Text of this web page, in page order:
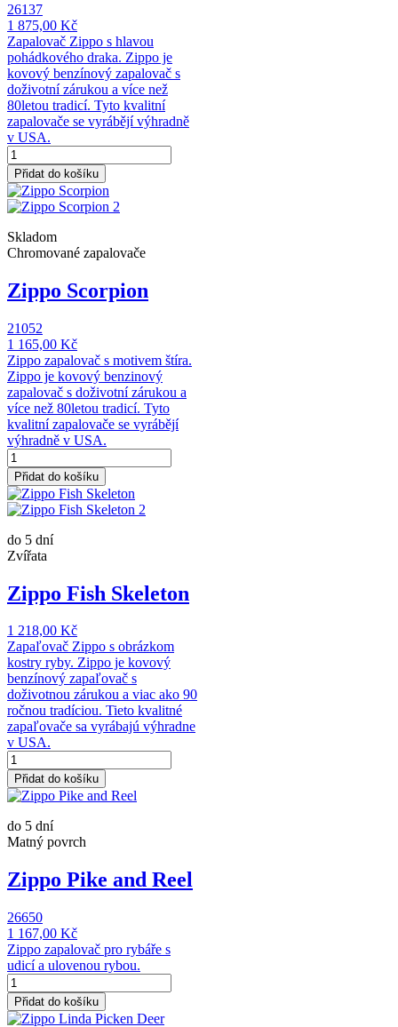
26137
1 875,00 Kč
Zapalovač Zippo s hlavou
pohádkového draka. Zippo je
kovový benzínový zapalovač s
doživotní zárukou a více než
80letou tradicí. Tyto kvalitní
zapalovače se vyrábějí výhradně
v USA.
Přidat do košíku
Skladom
Chromované zapalovače
Zippo Scorpion
21052
1 165,00 Kč
Zippo zapalovač s motivem štíra.
Zippo je kovový benzinový
zapalovač s doživotní zárukou a
více než 80letou tradicí. Tyto
kvalitní zapalovače se vyrábějí
výhradně v USA.
Přidat do košíku
do 5 dní
Zvířata
Zippo Fish Skeleton
1 218,00 Kč
Zapaľovač Zippo s obrázkom
kostry ryby. Zippo je kovový
benzínový zapaľovač s
doživotnou zárukou a viac ako 90
ročnou tradíciou. Tieto kvalitné
zapaľovače sa vyrábajú výhradne
v USA.
Přidat do košíku
do 5 dní
Matný povrch
Zippo Pike and Reel
26650
1 167,00 Kč
Zippo zapalovač pro rybáře s
udicí a ulovenou rybou.
Přidat do košíku